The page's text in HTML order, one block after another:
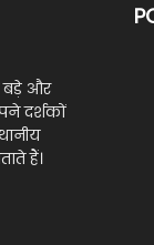
बड़े और
दर्शकों
हैं।